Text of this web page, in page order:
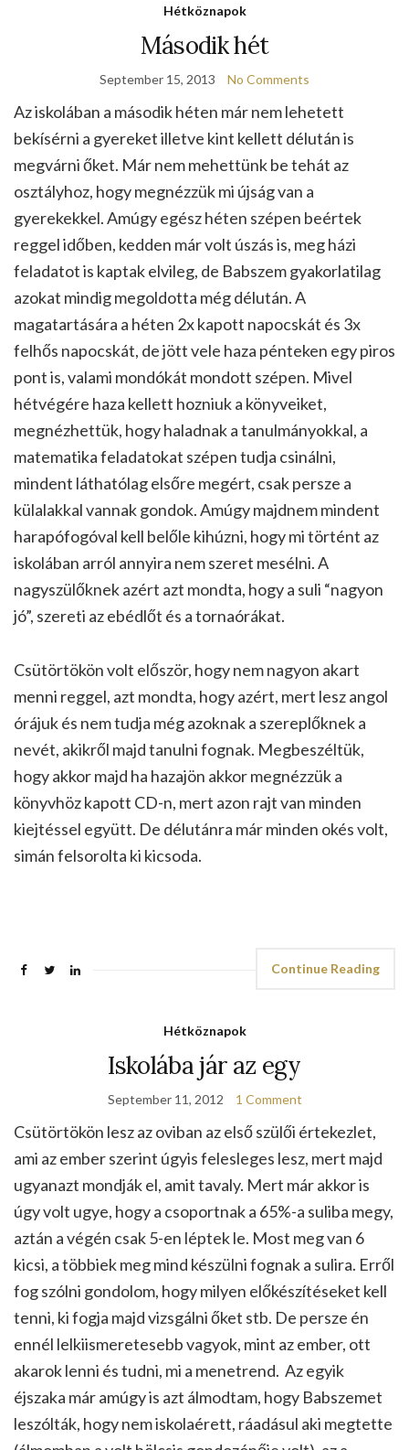
Hétköznapok
Második hét
September 15, 2013 No Comments
Az iskolában a második héten már nem lehetett
bekísérni a gyereket illetve kint kellett délután is
megvárni őket. Már nem mehettünk be tehát az
osztályhoz, hogy megnézzük mi újság van a
gyerekekkel. Amúgy egész héten szépen beértek
reggel időben, kedden már volt úszás is, meg házi
feladatot is kaptak elvileg, de Babszem gyakorlatilag
azokat mindig megoldotta még délután. A
magatartására a héten 2x kapott napocskát és 3x
felhős napocskát, de jött vele haza pénteken egy piros
pont is, valami mondókát mondott szépen. Mivel
hétvégére haza kellett hozniuk a könyveiket,
megnézhettük, hogy haladnak a tanulmányokkal, a
matematika feladatokat szépen tudja csinálni,
mindent láthatólag elsőre megért, csak persze a
külalakkal vannak gondok. Amúgy majdnem mindent
harapófogóval kell belőle kihúzni, hogy mi történt az
iskolában arról annyira nem szeret mesélni. A
nagyszülőknek azért azt mondta, hogy a suli “nagyon
jó”, szereti az ebédlőt és a tornaórákat.
Csütörtökön volt először, hogy nem nagyon akart
menni reggel, azt mondta, hogy azért, mert lesz angol
órájuk és nem tudja még azoknak a szereplőknek a
nevét, akikről majd tanulni fognak. Megbeszéltük,
hogy akkor majd ha hazajön akkor megnézzük a
könyvhöz kapott CD-n, mert azon rajt van minden
kiejtéssel együtt. De délutánra már minden okés volt,
simán felsorolta ki kicsoda.
Continue Reading
Hétköznapok
Iskolába jár az egy
September 11, 2012 1 Comment
Csütörtökön lesz az oviban az első szülői értekezlet,
ami az ember szerint úgyis felesleges lesz, mert majd
ugyanazt mondják el, amit tavaly. Mert már akkor is
úgy volt ugye, hogy a csoportnak a 65%-a suliba megy,
aztán a végén csak 5-en léptek le. Most meg van 6
kicsi, a többiek meg mind készülni fognak a sulira. Erről
fog szólni gondolom, hogy milyen előkészítéseket kell
tenni, ki fogja majd vizsgálni őket stb. De persze én
ennél lelkiismeretesebb vagyok, mint az ember, ott
akarok lenni és tudni, mi a menetrend. Az egyik
éjszaka már amúgy is azt álmodtam, hogy Babszemet
leszólták, hogy nem iskolaérett, ráadásul aki megtette